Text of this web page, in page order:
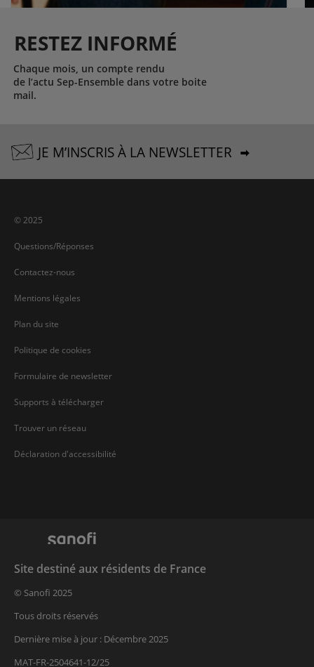
RESTEZ INFORMÉ
Chaque mois, un compte rendu
de l’actu Sep-Ensemble dans votre boite
mail.
JE M’INSCRIS À LA NEWSLETTER
© 2025
Questions/Réponses
Contactez-nous
Mentions légales
Plan du site
Politique de cookies
Formulaire de newsletter
Supports à télécharger
Trouver un réseau
Déclaration d'accessibilité
Site destiné aux résidents de France
© Sanofi 2025
Tous droits réservés
Dernière mise à jour : Décembre 2025
MAT-FR-2504641-12/25